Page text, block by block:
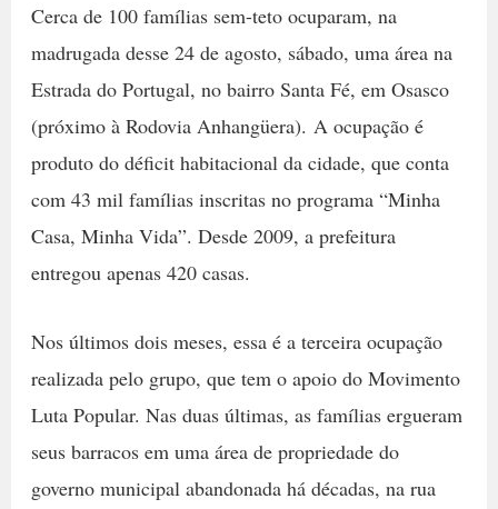
Cerca de 100 famílias sem-teto ocuparam, na
madrugada desse 24 de agosto, sábado, uma área na
Estrada do Portugal, no bairro Santa Fé, em Osasco
(próximo à Rodovia Anhangüera). A ocupação é
produto do déficit habitacional da cidade, que conta
com 43 mil famílias inscritas no programa “Minha
Casa, Minha Vida”. Desde 2009, a prefeitura
entregou apenas 420 casas.
Nos últimos dois meses, essa é a terceira ocupação
realizada pelo grupo, que tem o apoio do Movimento
Luta Popular. Nas duas últimas, as famílias ergueram
seus barracos em uma área de propriedade do
governo municipal abandonada há décadas, na rua